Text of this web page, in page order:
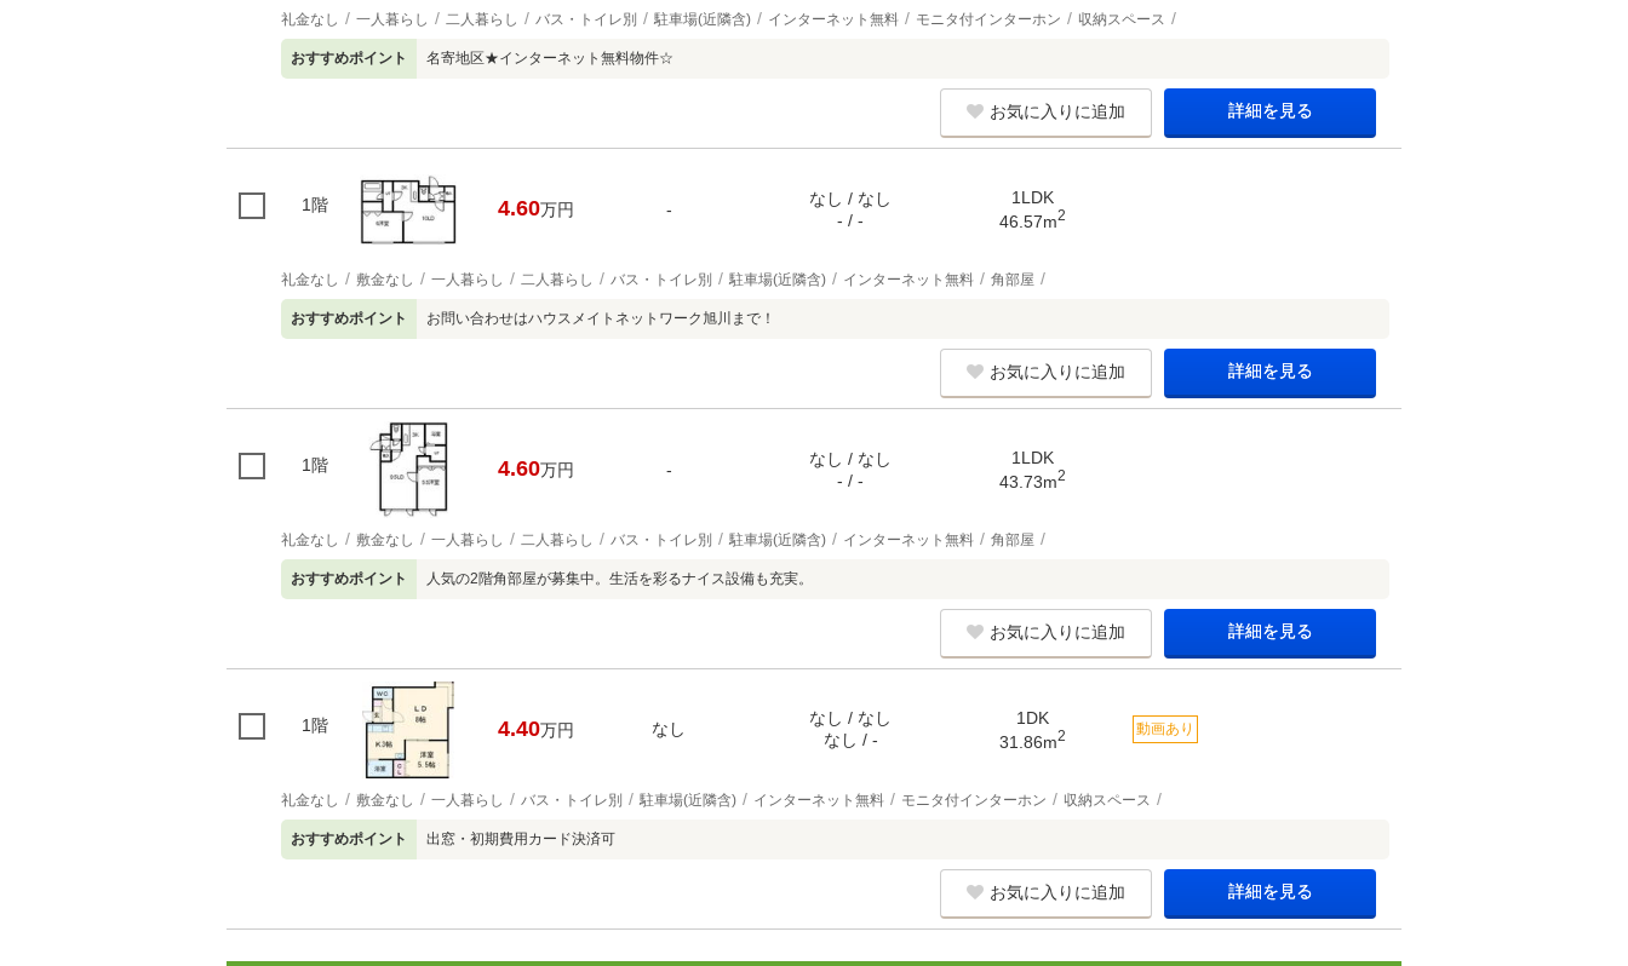
礼金なし 一人暮らし 二人暮らし バス・トイレ別 駐車場(近隣含) インターネット無料 モニタ付インターホン 収納スペース
おすすめポイント 名寄地区★インターネット無料物件☆
お気に入りに追加 詳細を見る
1階 4.60万円 -
なし / なし
- / -
1LDK
46.57m2
礼金なし 敷金なし 一人暮らし 二人暮らし バス・トイレ別 駐車場(近隣含) インターネット無料 角部屋
おすすめポイント お問い合わせはハウスメイトネットワーク旭川まで！
お気に入りに追加 詳細を見る
1階 4.60万円 -
なし / なし
- / -
1LDK
43.73m2
礼金なし 敷金なし 一人暮らし 二人暮らし バス・トイレ別 駐車場(近隣含) インターネット無料 角部屋
おすすめポイント 人気の2階角部屋が募集中。生活を彩るナイス設備も充実。
お気に入りに追加 詳細を見る
1階 4.40万円 なし
なし / なし
なし / -
1DK
31.86m2 動画あり
礼金なし 敷金なし 一人暮らし バス・トイレ別 駐車場(近隣含) インターネット無料 モニタ付インターホン 収納スペース
おすすめポイント 出窓・初期費用カード決済可
お気に入りに追加 詳細を見る